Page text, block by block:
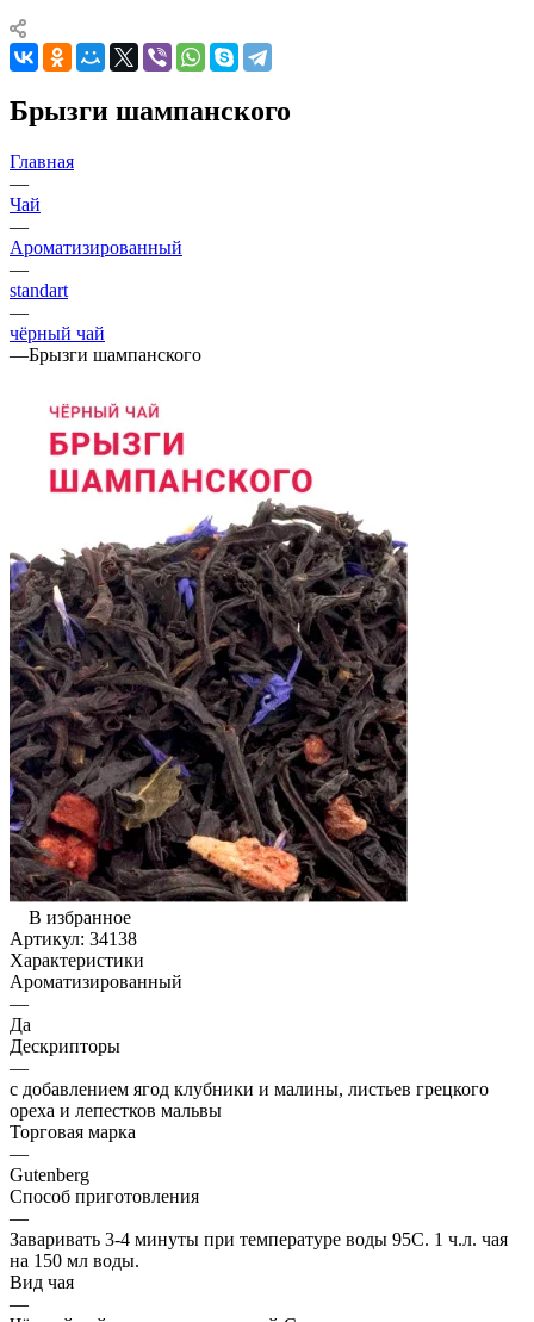
Брызги шампанского
Главная
—
Чай
—
Ароматизированный
—
standart
—
чёрный чай
—Брызги шампанского
В избранное
Артикул: 34138
Характеристики
Ароматизированный
—
Да
Дескрипторы
—
с добавлением ягод клубники и малины, листьев грецкого
ореха и лепестков мальвы
Торговая марка
—
Gutenberg
Способ приготовления
—
Заваривать 3-4 минуты при температуре воды 95С. 1 ч.л. чая
на 150 мл воды.
Вид чая
—